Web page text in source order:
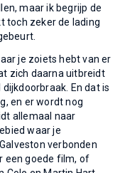
maar ik begrijp de
toch zeker de lading
je zoiets hebt van er
zich daarna uitbreidt
En dat is
en er wordt nog
allemaal naar
waar je
verbonden
een goede film, of